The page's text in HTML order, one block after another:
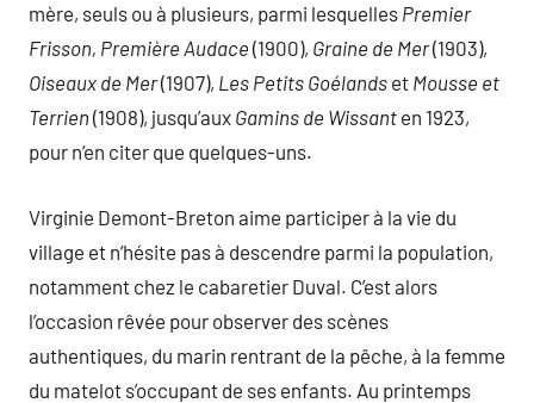
mère, seuls ou à plusieurs, parmi lesquelles Premier
Frisson, Première Audace (1900), Graine de Mer(1903),
Oiseaux de Mer(1907), Les Petits Goélands et Mousse et
Terrien (1908), jusqu’aux Gamins de Wissant en 1923,
pour n’en citer que quelques-uns.
Virginie Demont-Breton aime participer à la vie du
village et n’hésite pas à descendre parmi la population,
notamment chez le cabaretier Duval. C’est alors
l’occasion rêvée pour observer des scènes
authentiques, du marin rentrant de la pêche, à la femme
du matelot s’occupant de ses enfants. Au printemps